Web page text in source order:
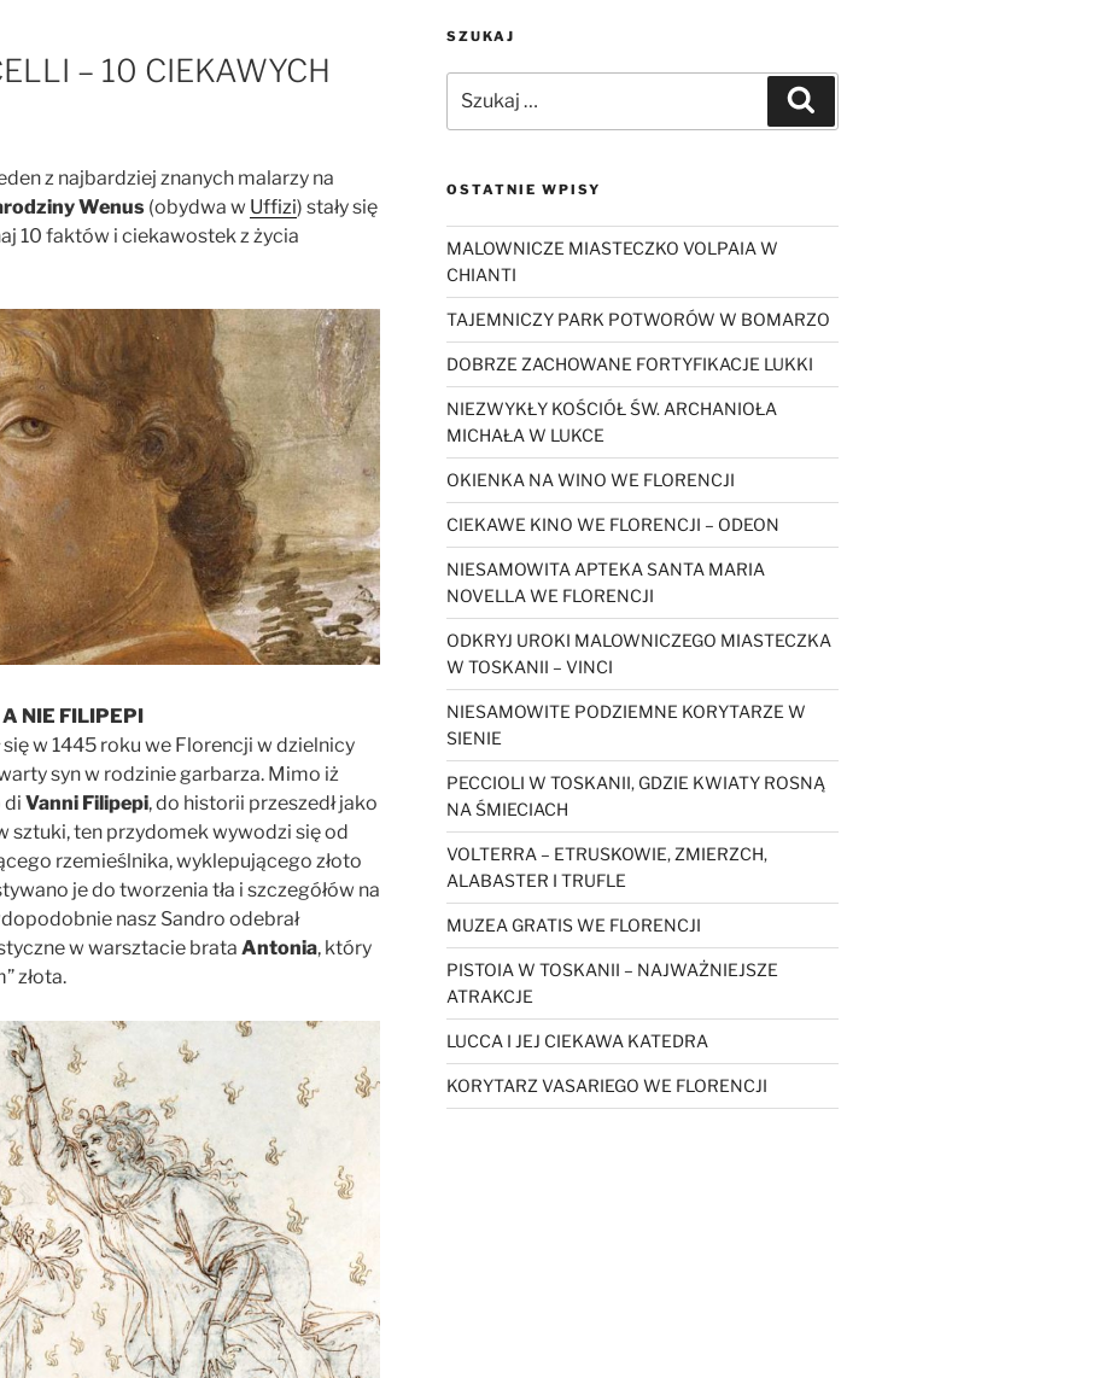
– 10 CIEKAWYCH
z najbardziej znanych malarzy na
Wenus (obydwa w Uffizi) stały się
10 faktów i ciekawostek z życia
NIE FILIPEPI
w 1445 roku we Florencji w dzielnicy
syn w rodzinie garbarza. Mimo iż
di Vanni Filipepi, do historii przeszedł jako
sztuki, ten przydomek wywodzi się od
rzemieślnika, wyklepującego złoto
je do tworzenia tła i szczegółów na
nasz Sandro odebrał
w warsztacie brata Antonia, który
złota.
SZUKAJ
OSTATNIE WPISY
MALOWNICZE MIASTECZKO VOLPAIA W
CHIANTI
TAJEMNICZY PARK POTWORÓW W BOMARZO
DOBRZE ZACHOWANE FORTYFIKACJE LUKKI
NIEZWYKŁY KOŚCIÓŁ ŚW. ARCHANIOŁA
MICHAŁA W LUKCE
OKIENKA NA WINO WE FLORENCJI
CIEKAWE KINO WE FLORENCJI – ODEON
NIESAMOWITA APTEKA SANTA MARIA
NOVELLA WE FLORENCJI
ODKRYJ UROKI MALOWNICZEGO MIASTECZKA
W TOSKANII – VINCI
NIESAMOWITE PODZIEMNE KORYTARZE W
SIENIE
PECCIOLI W TOSKANII, GDZIE KWIATY ROSNĄ
NA ŚMIECIACH
VOLTERRA – ETRUSKOWIE, ZMIERZCH,
ALABASTER I TRUFLE
MUZEA GRATIS WE FLORENCJI
PISTOIA W TOSKANII – NAJWAŻNIEJSZE
ATRAKCJE
LUCCA I JEJ CIEKAWA KATEDRA
KORYTARZ VASARIEGO WE FLORENCJI